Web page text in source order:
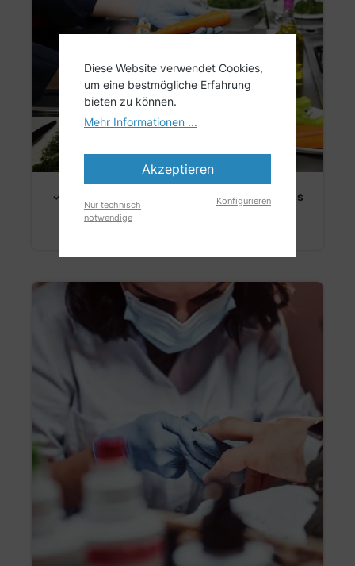
✓ ARNOMED NITRIL ICE BLUE für Nagelstudios
und Friseursalons
Diese Website verwendet Cookies,
um eine bestmögliche Erfahrung
bieten zu können.
Mehr Informationen ...
Akzeptieren
Nur technisch
notwendige
Konfigurieren